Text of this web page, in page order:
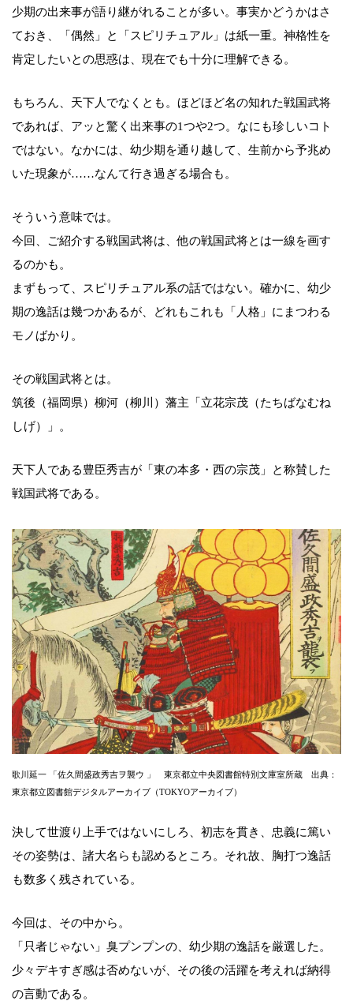
少期の出来事が語り継がれることが多い。事実かどうかはさ
ておき、「偶然」と「スピリチュアル」は紙一重。神格性を
肯定したいとの思惑は、現在でも十分に理解できる。
もちろん、天下人でなくとも。ほどほど名の知れた戦国武将
であれば、アッと驚く出来事の1つや2つ。なにも珍しいコト
ではない。なかには、幼少期を通り越して、生前から予兆め
いた現象が……なんて行き過ぎる場合も。
そういう意味では。
今回、ご紹介する戦国武将は、他の戦国武将とは一線を画す
るのかも。
まずもって、スピリチュアル系の話ではない。確かに、幼少
期の逸話は幾つかあるが、どれもこれも「人格」にまつわる
モノばかり。
その戦国武将とは。
筑後（福岡県）柳河（柳川）藩主「立花宗茂（たちばなむね
しげ）」。
天下人である豊臣秀吉が「東の本多・西の宗茂」と称賛した
戦国武将である。
歌川延一 「佐久間盛政秀吉ヲ襲ウ 」 東京都立中央図書館特別文庫室所蔵 出典：
東京都立図書館デジタルアーカイブ（TOKYOアーカイブ）
決して世渡り上手ではないにしろ、初志を貫き、忠義に篤い
その姿勢は、諸大名らも認めるところ。それ故、胸打つ逸話
も数多く残されている。
今回は、その中から。
「只者じゃない」臭プンプンの、幼少期の逸話を厳選した。
少々デキすぎ感は否めないが、その後の活躍を考えれば納得
の言動である。